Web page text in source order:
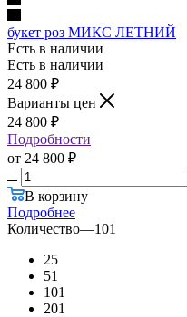
букет роз МИКС ЛЕТНИЙ
Есть в наличии
Есть в наличии
24 800 ₽
Варианты цен
24 800 ₽
Подробности
от 24 800 ₽
В корзину
Подробнее
Количество—101
25
51
101
201